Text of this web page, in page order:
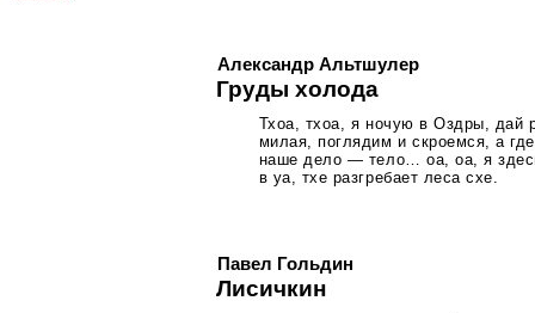
Александр Альтшулер
Груды холода
Тхоа, тхоа, я ночую в Оздры, дай
милая, поглядим и скроемся, а где
наше дело — тело… оа, оа, я
в уа, тхе разгребает леса схе.
Павел Гольдин
Лисичкин